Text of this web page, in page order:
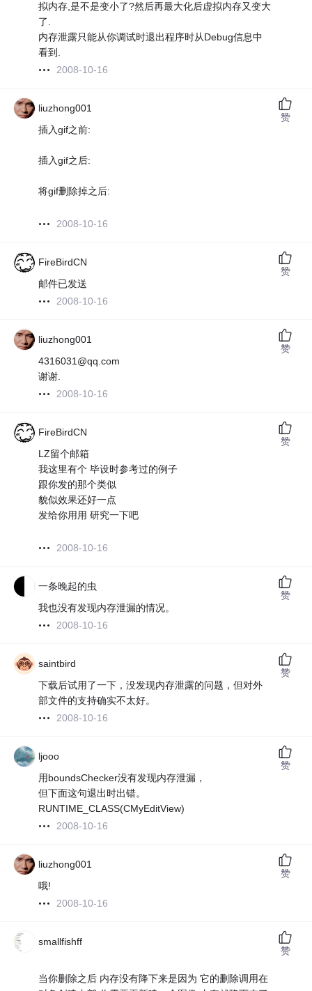
拟内存,是不是变小了?然后再最大化后虚拟内存又变大
了.
内存泄露只能从你调试时退出程序时从Debug信息中
看到.
2008-10-16
liuzhong001
插入gif之前:
插入gif之后:
将gif删除掉之后:
2008-10-16
赞
FireBirdCN
邮件已发送
2008-10-16
赞
liuzhong001
4316031@qq.com
谢谢.
2008-10-16
赞
FireBirdCN
LZ留个邮箱
我这里有个 毕设时参考过的例子
跟你发的那个类似
貌似效果还好一点
发给你用用 研究一下吧
2008-10-16
赞
一条晚起的虫
我也没有发现内存泄漏的情况。
2008-10-16
赞
saintbird
下载后试用了一下，没发现内存泄露的问题，但对外
部文件的支持确实不太好。
2008-10-16
赞
ljooo
用boundsChecker没有发现内存泄漏，
但下面这句退出时出错。
RUNTIME_CLASS(CMyEditView)
2008-10-16
赞
liuzhong001
哦!
2008-10-16
赞
smallfishff
当你删除之后 内存没有降下来是因为 它的删除调用在
赞